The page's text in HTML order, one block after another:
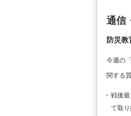
通信
防災教
今週の
関する
戦後
て取り